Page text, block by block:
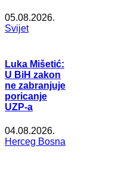
05.08.2026.
Svijet
Luka Mišetić:
U BiH zakon
ne zabranjuje
poricanje
UZP-a
04.08.2026.
Herceg Bosna